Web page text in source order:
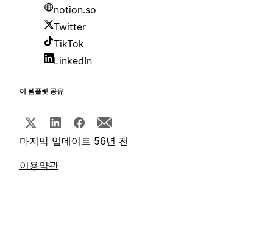
notion.so
Twitter
TikTok
LinkedIn
이 템플릿 공유
마지막 업데이트 56년 전
이용약관